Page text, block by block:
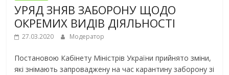
УРЯД ЗНЯВ ЗАБОРОНУ ЩОДО
ОКРЕМИХ ВИДІВ ДІЯЛЬНОСТІ
27.03.2020 Модератор
Постановою Кабінету Міністрів України прийнято зміни,
які знімають запроваджену на час карантину заборону зі